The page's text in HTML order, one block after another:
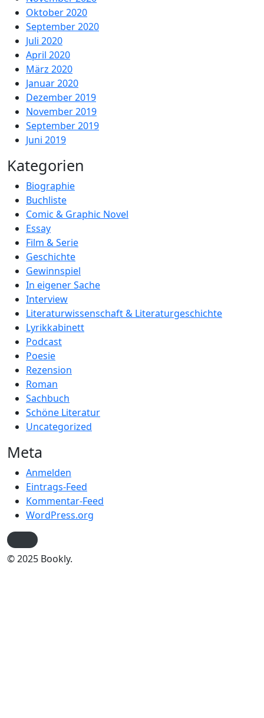
Oktober 2020
September 2020
Juli 2020
April 2020
März 2020
Januar 2020
Dezember 2019
November 2019
September 2019
Juni 2019
Kategorien
Biographie
Buchliste
Comic & Graphic Novel
Essay
Film & Serie
Geschichte
Gewinnspiel
In eigener Sache
Interview
Literaturwissenschaft & Literaturgeschichte
Lyrikkabinett
Podcast
Poesie
Rezension
Roman
Sachbuch
Schöne Literatur
Uncategorized
Meta
Anmelden
Eintrags-Feed
Kommentar-Feed
WordPress.org
© 2025 Bookly.